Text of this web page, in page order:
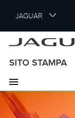
i
p
o
m
a
i
n
JAGUAR
SITO STAMPA